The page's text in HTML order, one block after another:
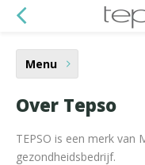
Menu
Over Tepso
TEPSO is een merk van
gezondheidsbedrijf.